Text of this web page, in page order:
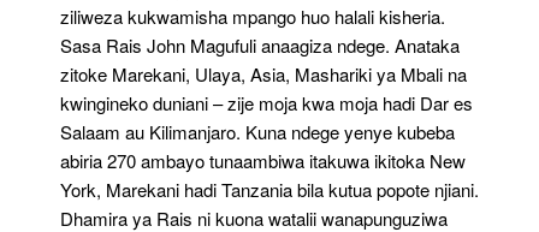
ziliweza kukwamisha mpango huo halali kisheria.
Sasa Rais John Magufuli anaagiza ndege. Anataka
zitoke Marekani, Ulaya, Asia, Mashariki ya Mbali na
kwingineko duniani – zije moja kwa moja hadi Dar es
Salaam au Kilimanjaro. Kuna ndege yenye kubeba
abiria 270 ambayo tunaambiwa itakuwa ikitoka New
York, Marekani hadi Tanzania bila kutua popote njiani.
Dhamira ya Rais ni kuona watalii wanapunguziwa